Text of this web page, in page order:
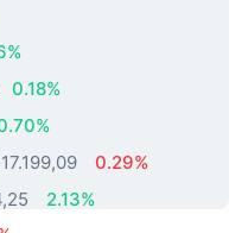
Varlıkları
0.18%
0.29%
2.13%